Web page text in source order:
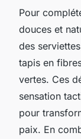
Pour
douces et
des
tapis en
vertes. Ces
sensation
pour
paix. En